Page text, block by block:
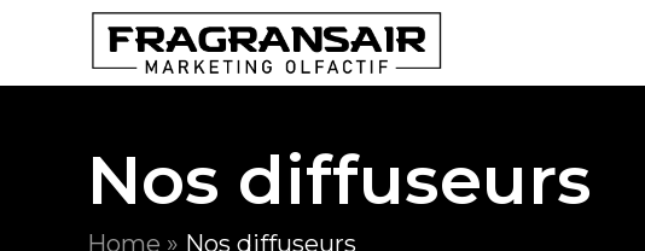
Fragransair | Marketing olfactive
Nos diffuseurs
Home » Nos diffuseurs